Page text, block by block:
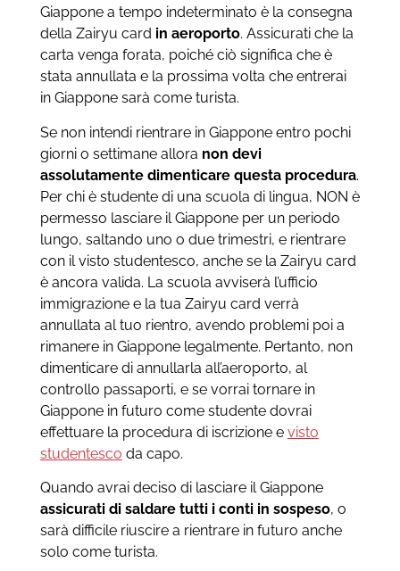
Giappone a tempo indeterminato è la consegna
della Zairyu card in aeroporto. Assicurati che la
carta venga forata, poiché ciò significa che è
stata annullata e la prossima volta che entrerai
in Giappone sarà come turista.
Se non intendi rientrare in Giappone entro pochi
giorni o settimane allora non devi
assolutamente dimenticare questa procedura.
Per chi è studente di una scuola di lingua, NON è
permesso lasciare il Giappone per un periodo
lungo, saltando uno o due trimestri, e rientrare
con il visto studentesco, anche se la Zairyu card
è ancora valida. La scuola avviserà l’ufficio
immigrazione e la tua Zairyu card verrà
annullata al tuo rientro, avendo problemi poi a
rimanere in Giappone legalmente. Pertanto, non
dimenticare di annullarla all’aeroporto, al
controllo passaporti, e se vorrai tornare in
Giappone in futuro come studente dovrai
effettuare la procedura di iscrizione e visto
studentesco da capo.
Quando avrai deciso di lasciare il Giappone
assicurati di saldare tutti i conti in sospeso, o
sarà difficile riuscire a rientrare in futuro anche
solo come turista.